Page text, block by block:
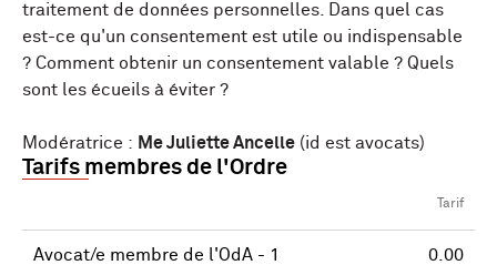
traitement de données personnelles. Dans quel cas
est-ce qu'un consentement est utile ou indispensable
? Comment obtenir un consentement valable ? Quels
sont les écueils à éviter ?
Modératrice : Me Juliette Ancelle (id est avocats)
Tarifs membres de l'Ordre
Tarif
Avocat/e membre de l'OdA - 1
0.00